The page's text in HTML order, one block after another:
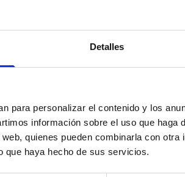
Detalles
para personalizar el contenido y los
información sobre el uso que haga
quienes pueden combinarla con
que haya hecho de sus servicios.